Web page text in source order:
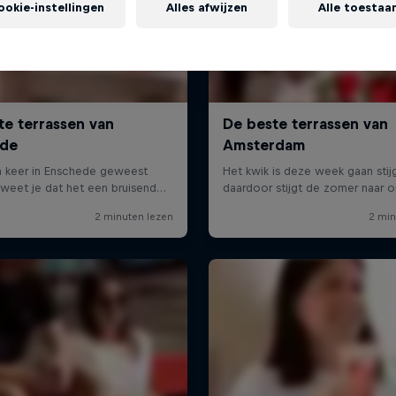
instellingen Alles afwijzen Alle